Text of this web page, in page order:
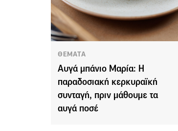
ΘΕΜΑΤΑ
Αυγά μπάνιο Μαρία: Η
παραδοσιακή κερκυραϊκή
συνταγή, πριν μάθουμε τα
αυγά ποσέ